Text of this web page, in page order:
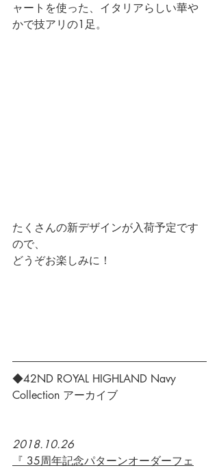
ャートを使った、イタリアらしい華や
かで技アリの1足。
たくさんの新デザインが入荷予定です
ので、
どうぞお楽しみに！
◆42ND ROYAL HIGHLAND Navy
Collection アーカイブ
2018.10.26
『 35周年記念パターンオーダーフェ